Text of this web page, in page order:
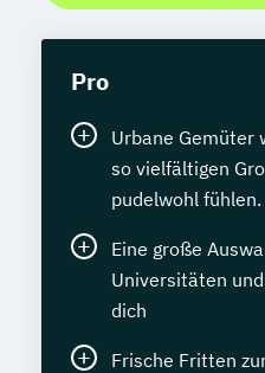
Pro
Urbane Gemüter
so vielfältigen
pudelwohl fühlen.
Eine große
Universitäten
dich
Frische Fritten